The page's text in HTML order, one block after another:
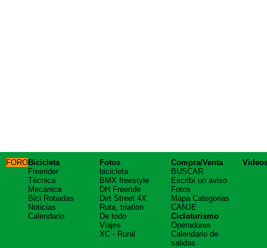
FOROBicicleta
Freerider
Técnica
Mecánica
Bici Robadas
Noticias
Calendario
Fotos
bicicleta
BMX freestyle
DH Freeride
Dirt Street 4X
Ruta, triatlon
De todo
Viajes
XC - Rural
Compra/Venta
BUSCAR
Escribí un aviso
Fotos
Mapa Categorias
CANJE
Cicloturismo
Operadores
Calendario de
salidas